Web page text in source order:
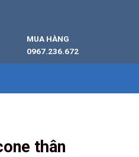
MUA HÀNG
0967.236.672
thân